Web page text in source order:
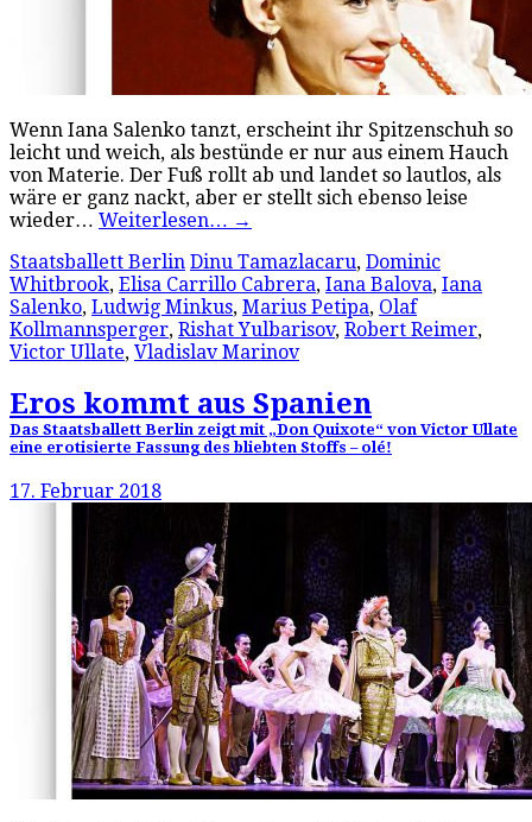
Wenn Iana Salenko tanzt, erscheint ihr Spitzenschuh so
leicht und weich, als bestünde er nur aus einem Hauch
von Materie. Der Fuß rollt ab und landet so lautlos, als
wäre er ganz nackt, aber er stellt sich ebenso leise
wieder… Weiterlesen… →
Staatsballett Berlin Dinu Tamazlacaru, Dominic
Whitbrook, Elisa Carrillo Cabrera, Iana Balova, Iana
Salenko, Ludwig Minkus, Marius Petipa, Olaf
Kollmannsperger, Rishat Yulbarisov, Robert Reimer,
Victor Ullate, Vladislav Marinov
Eros kommt aus Spanien
Das Staatsballett Berlin zeigt mit „Don Quixote“ von Victor Ullate
eine erotisierte Fassung des bliebten Stoffs – olé!
17. Februar 2018